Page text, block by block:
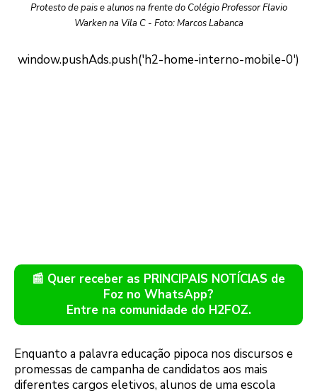
Protesto de pais e alunos na frente do Colégio Professor Flavio
Warken na Vila C - Foto: Marcos Labanca
📰 Quer receber as PRINCIPAIS NOTÍCIAS de
Foz no WhatsApp?
Entre na comunidade do H2FOZ.
Enquanto a palavra educação pipoca nos discursos e
promessas de campanha de candidatos aos mais
diferentes cargos eletivos, alunos de uma escola